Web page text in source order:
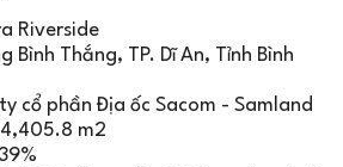
Riverside
Bình Thắng, TP. Dĩ An, Tỉnh Bình
cổ phần Địa ốc Sacom - Samland
m2